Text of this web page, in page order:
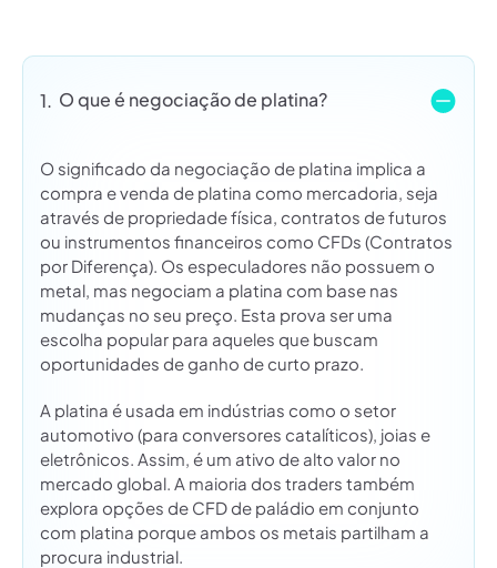
1. O que é negociação de platina?
O significado da negociação de platina implica a
compra e venda de platina como mercadoria, seja
através de propriedade física, contratos de futuros
ou instrumentos financeiros como CFDs (Contratos
por Diferença). Os especuladores não possuem o
metal, mas negociam a platina com base nas
mudanças no seu preço. Esta prova ser uma
escolha popular para aqueles que buscam
oportunidades de ganho de curto prazo.
A platina é usada em indústrias como o setor
automotivo (para conversores catalíticos), joias e
eletrônicos. Assim, é um ativo de alto valor no
mercado global. A maioria dos traders também
explora opções de CFD de paládio em conjunto
com platina porque ambos os metais partilham a
procura industrial.